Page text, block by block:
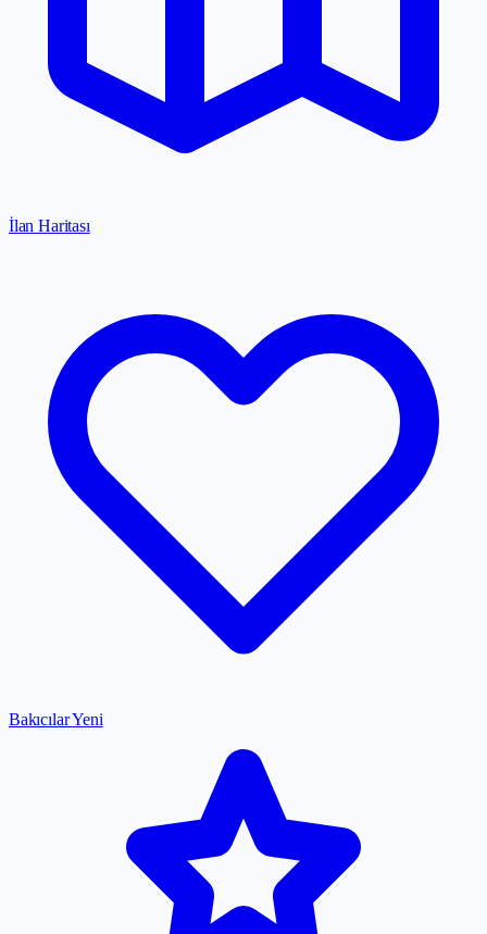
İlan Haritası
BakıcılarYeni